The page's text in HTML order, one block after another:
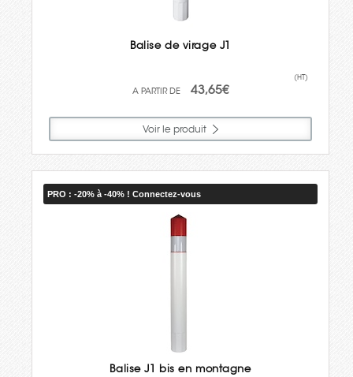
Balise de virage J1
43,65€
(HT)
Voir le produit
PRO : -20% à -40% ! Connectez-vous
Balise J1 bis en montagne